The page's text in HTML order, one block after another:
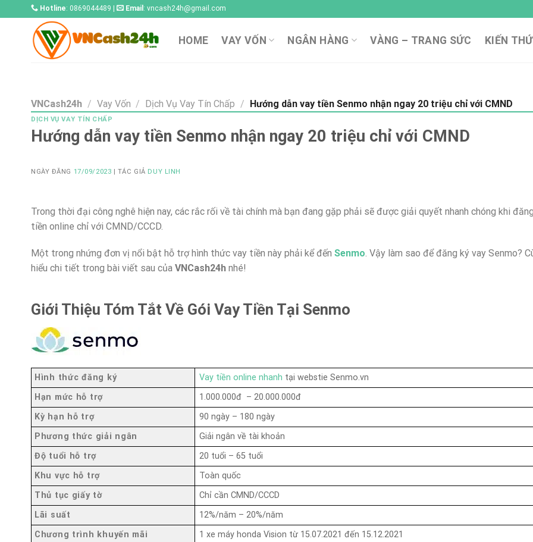
to
Hotline: 0869044489 | Email : vncash24h@gmail.com
HOME VAY VỐN NGÂN HÀNG VÀNG – TRANG SỨC KIẾN
VNCash24h / Vay Vốn / Dịch Vụ Vay Tín Chấp / Hướng dẫn vay tiền Senmo nhận ngay 20 triệu chỉ với CMND
DỊCH VỤ VAY TÍN CHẤP
Hướng dẫn vay tiền Senmo nhận ngay 20 triệu chỉ với CMND
NGÀY ĐĂNG 17/09/2023 | TÁC GIẢ DUY LINH
Trong thời đại công nghê hiện nay, các rắc rối về tài chính mà bạn đang gặp phải sẽ được giải quyết nhanh chóng khi
tiền online chỉ với CMND/CCCD.
Một trong nhứng đơn vị nổi bật hỗ trợ hình thức vay tiền này phải kể đến Senmo. Vậy làm sao để đăng ký vay Senmo?
hiểu chi tiết trong bài viết sau của VNCash24h nhé!
Giới Thiệu Tóm Tắt Về Gói Vay Tiền Tại Senmo
Hình thức đăng ký Vay tiền online nhanh tại webstie Senmo.vn
Hạn mức hỗ trợ
1.000.000đ – 20.000.000đ
Kỳ hạn hỗ trợ
90 ngày – 180 ngày
Phương thức giải ngân
Giải ngân về tài khoản
Độ tuổi hỗ trợ
20 tuổi – 65 tuổi
Khu vực hỗ trợ
Toàn quốc
Thủ tục giấy tờ
Chỉ cần CMND/CCCD
Lãi suất
12%/năm – 20%/năm
Chương trình khuyến mãi
1 xe máy honda Vision từ 15.07.2021 đến 15.12.2021